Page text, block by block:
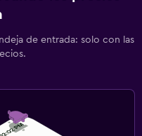
de entrada: solo con las